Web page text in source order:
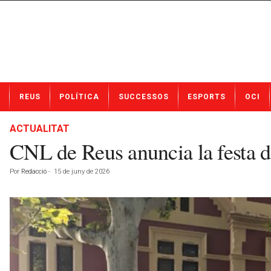
t
REUS POLÍTICA SUCCESSOS ESPORTS OCI
ACTUALITAT
CNL de Reus anuncia la festa
Por Redacció - 15 de juny de 2026